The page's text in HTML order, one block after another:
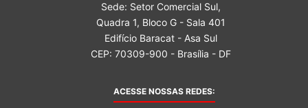
Sede: Setor Comercial Sul,
Quadra 1, Bloco G - Sala 401
Edifício Baracat - Asa Sul
CEP: 70309-900 - Brasília - DF
ACESSE NOSSAS REDES: